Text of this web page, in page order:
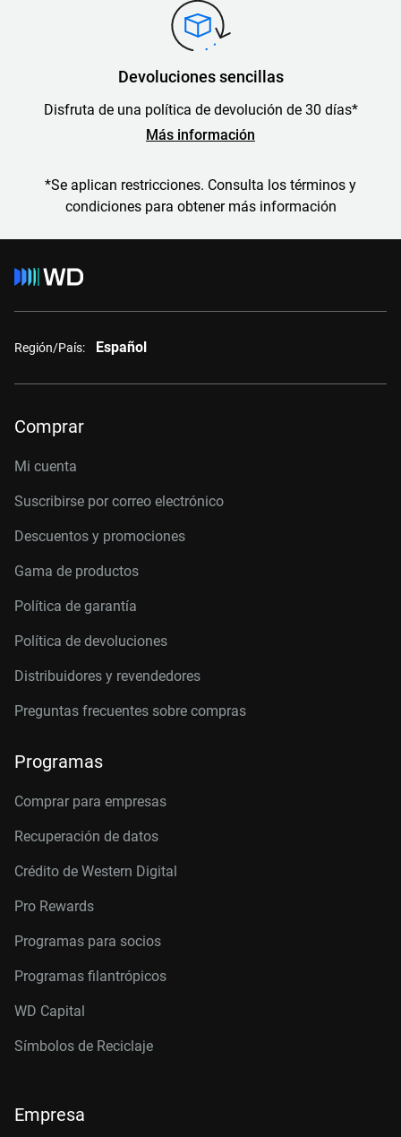
Devoluciones sencillas
Disfruta de una política de devolución de 30 días*
Más información
*Se aplican restricciones. Consulta los términos y
condiciones para obtener más información
Región/País: Español
Comprar
Mi cuenta
Suscribirse por correo electrónico
Descuentos y promociones
Gama de productos
Política de garantía
Política de devoluciones
Distribuidores y revendedores
Preguntas frecuentes sobre compras
Programas
Comprar para empresas
Recuperación de datos
Crédito de Western Digital
Pro Rewards
Programas para socios
Programas filantrópicos
WD Capital
Símbolos de Reciclaje
Empresa